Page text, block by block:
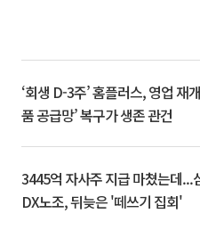
‘회생 D-3주’ 홈플러스, 영업 재
품 공급망’ 복구가 생존 관건
3445억 자사주 지급 마쳤는데...
DX노조, 뒤늦은 '떼쓰기 집회'